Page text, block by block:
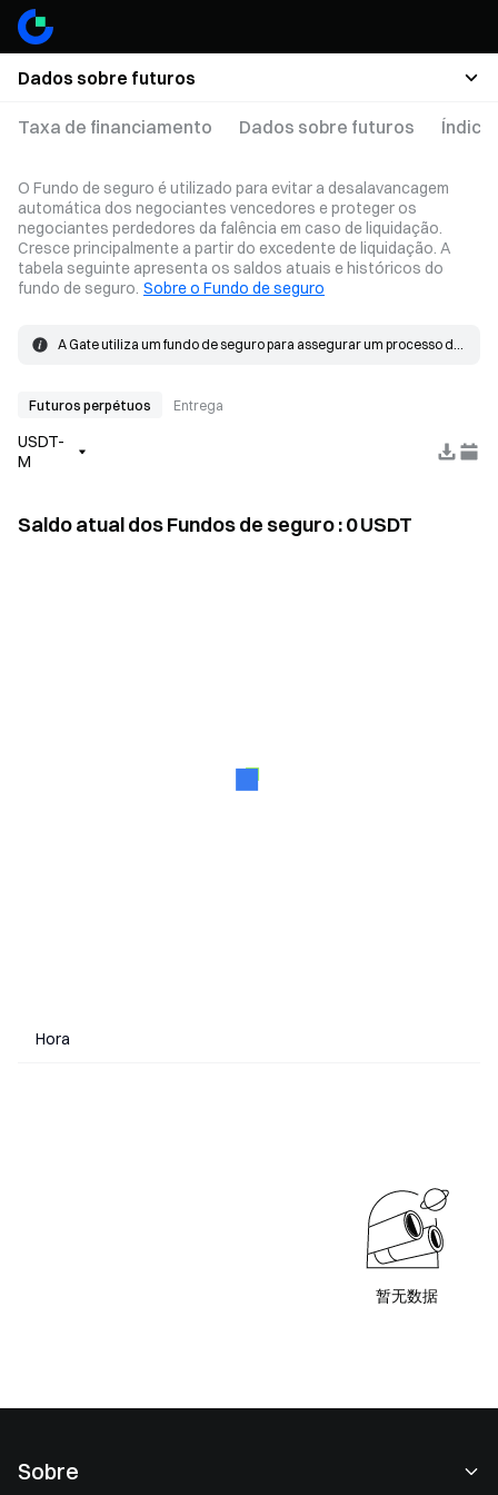
Dados sobre futuros
Taxa de financiamento Dados sobre futuros Índice
O Fundo de seguro é utilizado para evitar a desalavancagem
automática dos negociantes vencedores e proteger os
negociantes perdedores da falência em caso de liquidação.
Cresce principalmente a partir do excedente de liquidação. A
tabela seguinte apresenta os saldos atuais e históricos do
fundo de seguro. Sobre o Fundo de seguro
A Gate utiliza um fundo de seguro para assegurar um processo de
ao preço de falência e correspondida no mercado. Se o preço de
excedente resultante vai para o fundo de seguro.
Futuros perpétuos Entrega
USDT-
M
Saldo atual dos Fundos de seguro:0USDT
Hora
暂无数据
Sobre